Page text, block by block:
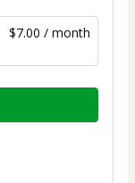
$7.00 / month